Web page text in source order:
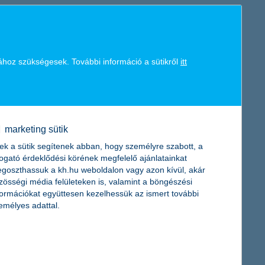
re csak alig jobbak, ezért a biztosítási szakma csak óvatosan
és az is szinte bizonyos, hogy a szektor az árverseny miatt
Biztosító 2011-es piaci előrejelzésében. A nehézségek és a
hogy ezzel is támogassa a gyermek-egészségügyet.
a Marcali Városi Kórház vásárolhat műszereket a 8 millió
szükségesek. További információ a sütikről itt
marketing sütik
a sütik segítenek abban, hogy személyre szabott, a
érdeklődési körének megfelelő ajánlatainkat
a kh.hu weboldalon vagy azon kívül, akár
média felületeken is, valamint a böngészési
együttesen kezelhessük az ismert további
adattal.